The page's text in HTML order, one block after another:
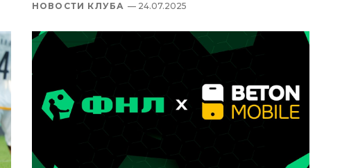
НОВОСТИ КЛУБА — 24.07.2025